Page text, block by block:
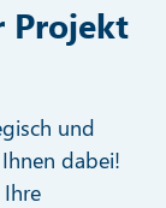
Projekt
und
dabei!